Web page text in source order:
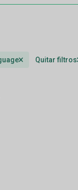
Quitar filtros